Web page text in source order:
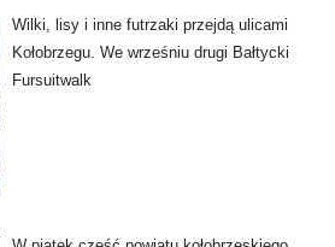
Wilki, lisy i inne futrzaki przejdą ulicami
Kołobrzegu. We wrześniu drugi Bałtycki
Fursuitwalk